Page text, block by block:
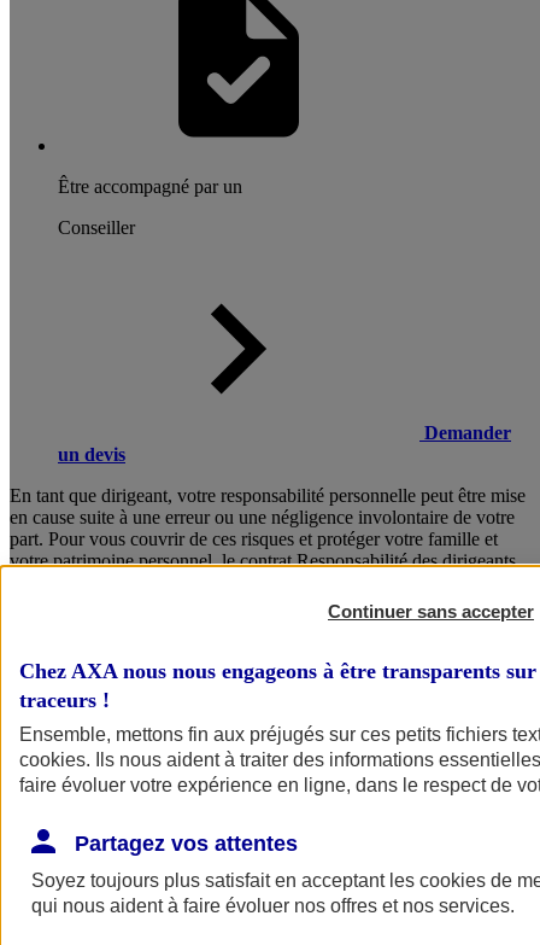
Être accompagné par un
Conseiller
Demander
un devis
En tant que dirigeant, votre responsabilité personnelle peut être mise
en cause suite à une erreur ou une négligence involontaire de votre
part. Pour vous couvrir de ces risques et protéger votre famille et
votre patrimoine personnel, le contrat Responsabilité des dirigeants
solutions concrètes en cas de crise, ainsi que la prise en charge de
Consulter les documents d’informations
le document d'informations sur le produit
d'assurance responsabilité civile du dirigeant (CS)
Continuer sans accepter
Chez AXA nous nous engageons à être transparents
traceurs !
Ensemble, mettons fin aux préjugés sur ces petits fichiers
cookies. Ils nous aident à traiter des informations
faire évoluer votre expérience en ligne, dans le respect de
Partagez vos attentes
Soyez toujours plus satisfait en acceptant les cookies de
qui nous aident à faire évoluer nos offres et nos services.